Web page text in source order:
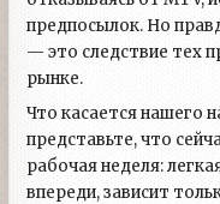
предпосылок. Но
— это следствие тех
рынке.
Что касается нашего
представьте, что
рабочая неделя:
впереди, зависит